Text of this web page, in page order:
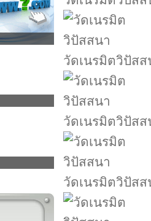
วัดเนรมิตวิปัสส
วัดเนรมิตวิปัสส
วัดเนรมิตวิปัสส